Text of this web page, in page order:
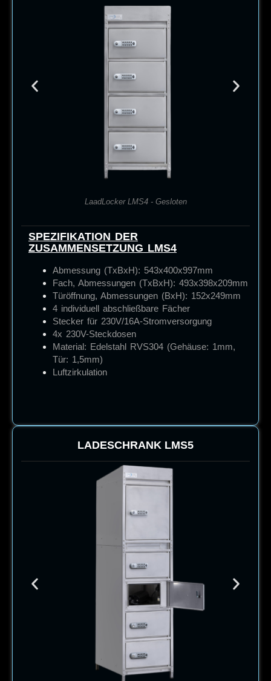
LaadLocker LMS4 - Gesloten
SPEZIFIKATION DER
ZUSAMMENSETZUNG LMS4
Abmessung (TxBxH): 543x400x997mm
Fach, Abmessungen (TxBxH): 493x398x209mm
Türöffnung, Abmessungen (BxH): 152x249mm
4 individuell abschließbare Fächer
Stecker für 230V/16A-Stromversorgung
4x 230V-Steckdosen
Material: Edelstahl RVS304 (Gehäuse: 1mm,
Tür: 1,5mm)
Luftzirkulation
LADESCHRANK LMS5